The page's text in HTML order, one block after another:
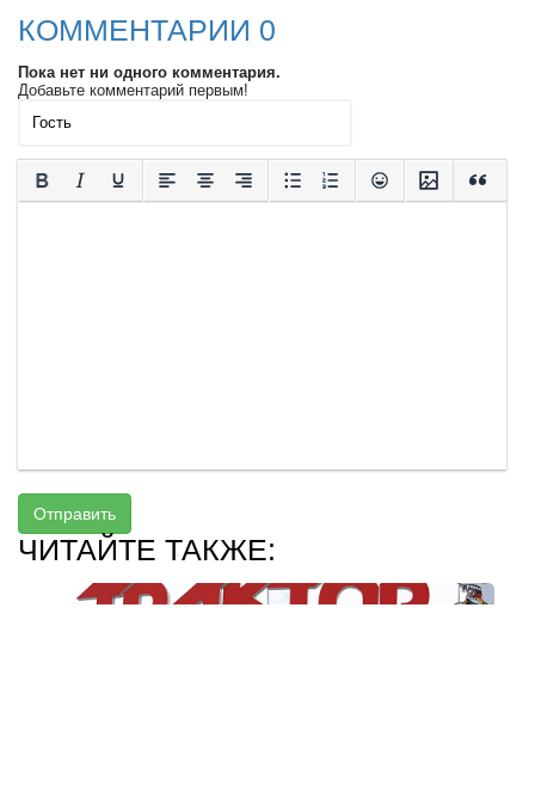
КОММЕНТАРИИ 0
Пока нет ни одного комментария.
Добавьте комментарий первым!
Отправить
ЧИТАЙТЕ ТАКЖЕ: